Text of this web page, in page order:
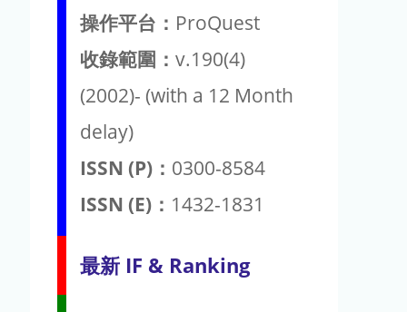
操作平台： ProQuest
收錄範圍： v.190(4)
(2002)- (with a 12 Month
delay)
ISSN (P)： 0300-8584
ISSN (E)： 1432-1831
最新 IF & Ranking